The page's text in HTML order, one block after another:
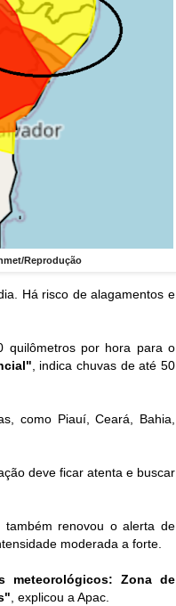
Reprodução
Há risco de alagamentos e
quilômetros por hora para o
, indica chuvas de até 50
como Piauí, Ceará, Bahia,
deve ficar atenta e buscar
também renovou o alerta de
moderada a forte.
meteorológicos: Zona de
, explicou a Apac.